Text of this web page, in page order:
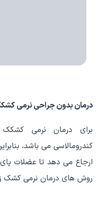
درمان بدون جراحینرمی
برای درمان نرمی
کندرومالاسی می باشد،
ارجاع می دهد تا عضلات
روش های درمان نرمی کشک